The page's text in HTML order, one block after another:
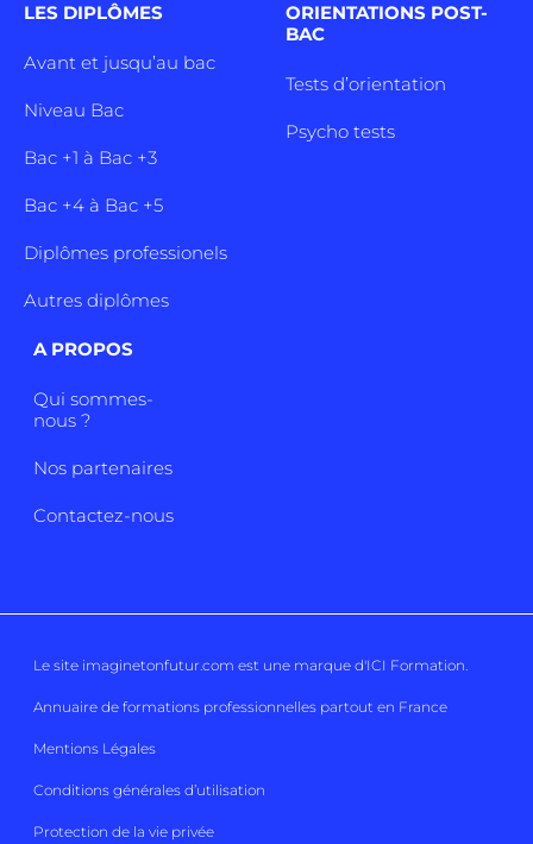
LES DIPLÔMES
Avant et jusqu’au bac
Niveau Bac
Bac +1 à Bac +3
Bac +4 à Bac +5
Diplômes professionels
Autres diplômes
ORIENTATIONS POST-
BAC
Tests d’orientation
Psycho tests
A PROPOS
Qui sommes-
nous ?
Nos partenaires
Contactez-nous
Le site imaginetonfutur.com est une marque d'ICI Formation.
Annuaire de formations professionnelles partout en France
Mentions Légales
Conditions générales d’utilisation
Protection de la vie privée